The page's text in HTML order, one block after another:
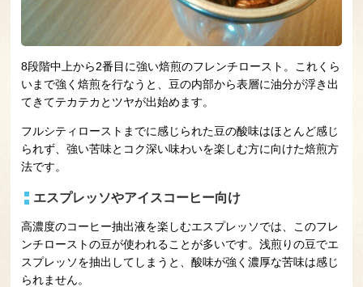
8段階中上から2番目に強い焙煎のフレンチロースト。これくら
いまで強く焙煎を行なうと、豆の内部から表層に油分が浮き出
てきてテカテカとツヤが出始めます。
フルシティローストまでに感じられた豆の酸味はほとんど感じ
られず、強い苦味とコク深い味わいを楽しむ方に向けた焙煎方
法です。
エスプレッソやアイスコーヒー向け
高濃度のコーヒー抽出液を楽しむエスプレッソでは、このフレ
ンチローストの豆が使われることが多いです。浅煎りの豆でエ
スプレッソを抽出してしまうと、酸味が強く濃厚な苦味は感じ
られません。